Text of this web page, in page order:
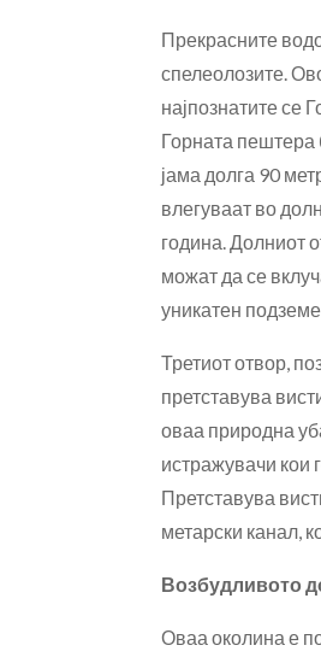
Прекрасните
спелеолозите.
најпознатите се
Горната пештера
јама долга 90
влегуваат во
година. Долниот
можат да се
уникатен
Третиот отвор,
претставува
оваа природна
истражувачи кои
Претставува
метарски канал,
Возбудливото
Оваа околина е